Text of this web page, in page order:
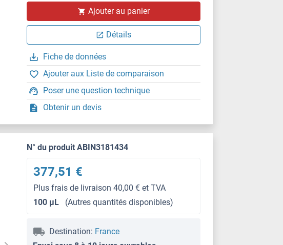
WB
Ajouter au panier
Détails
Fiche de données
Ajouter aux Liste de comparaison
Poser une question technique
Obtenir un devis
N° du produit ABIN3181434
377,51 €
Plus frais de livraison 40,00 € et TVA
100 μL
(Autres quantités disponibles)
Destination: France